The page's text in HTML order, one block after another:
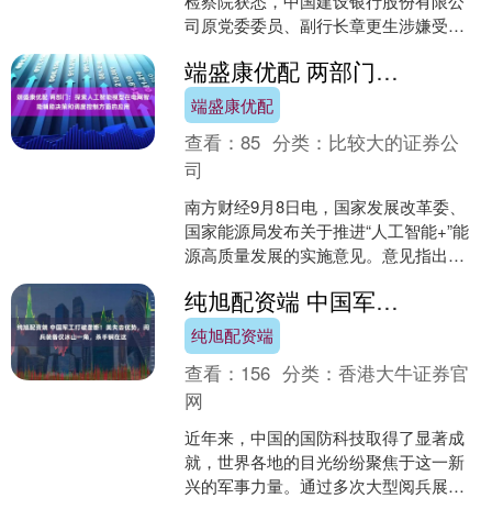
司原党委委员、副行长章更生涉嫌受
员会调查终结，经最高人....端盛康优配 两部门：探索人工智能模型在电网智能辅助决策和调度控制方面的应用
端盛康优配
查看：85 分类： 比较大的证券公
司
南方财经9月8日电，国家发展改革委、
国家能源局发布关于推进“人工智能+”能
源高质量发展的实施意见。意见指出，
源消纳、运行效率等....
纯旭配资端 中国军工打破垄断！美失去优势，阅兵装备仅冰山一角，杀手锏在这
纯旭配资端
查看： 156 分类：香港大牛证券官
网
近年来，中国的国防科技取得了显著成
就，世界各地的目光纷纷聚焦于这一新
兴的军事力量。通过多次大型阅兵展示